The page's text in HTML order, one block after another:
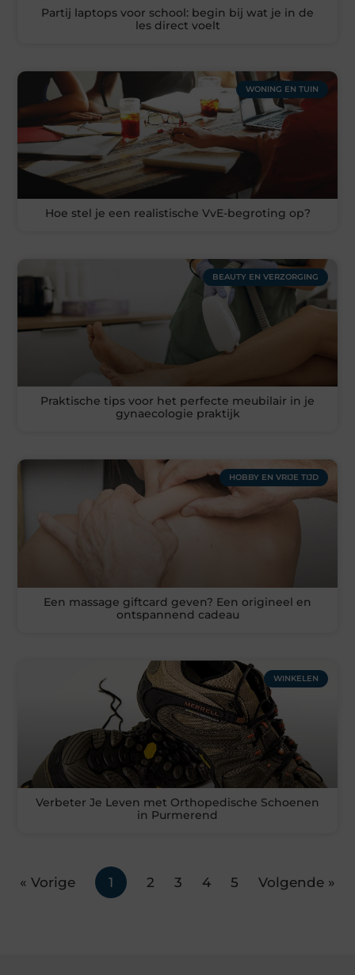
Partij laptops voor school: begin bij wat je in de
les direct voelt
WONING EN TUIN
Hoe stel je een realistische VvE-begroting op?
BEAUTY EN VERZORGING
Praktische tips voor het perfecte meubilair in je
gynaecologie praktijk
HOBBY EN VRIJE TIJD
Een massage giftcard geven? Een origineel en
ontspannend cadeau
WINKELEN
Verbeter Je Leven met Orthopedische Schoenen
in Purmerend
« Vorige 1 2 3 4 5 Volgende »